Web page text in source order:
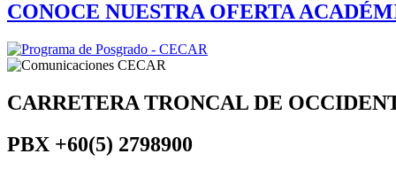
CONOCE NUESTRA OFERTA
CARRETERA TRONCAL DE
PBX +60(5) 2798900